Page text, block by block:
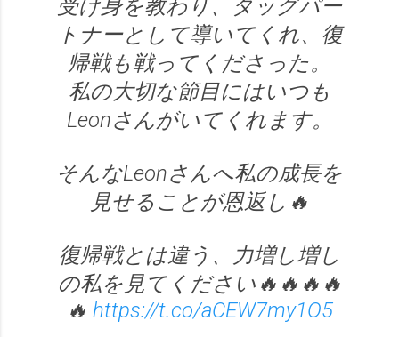
受け身を教わり、タッグパー
トナーとして導いてくれ、復
帰戦も戦ってくださった。
私の大切な節目にはいつも
Leonさんがいてくれます。
そんなLeonさんへ私の成長を
見せることが恩返し🔥
復帰戦とは違う、力増し増し
の私を見てください🔥🔥🔥🔥
🔥 https://t.co/aCEW7my1O5